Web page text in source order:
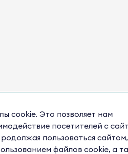
cookie. Это позволяет нам
посетителей с
пользоваться
файлов cookie, а